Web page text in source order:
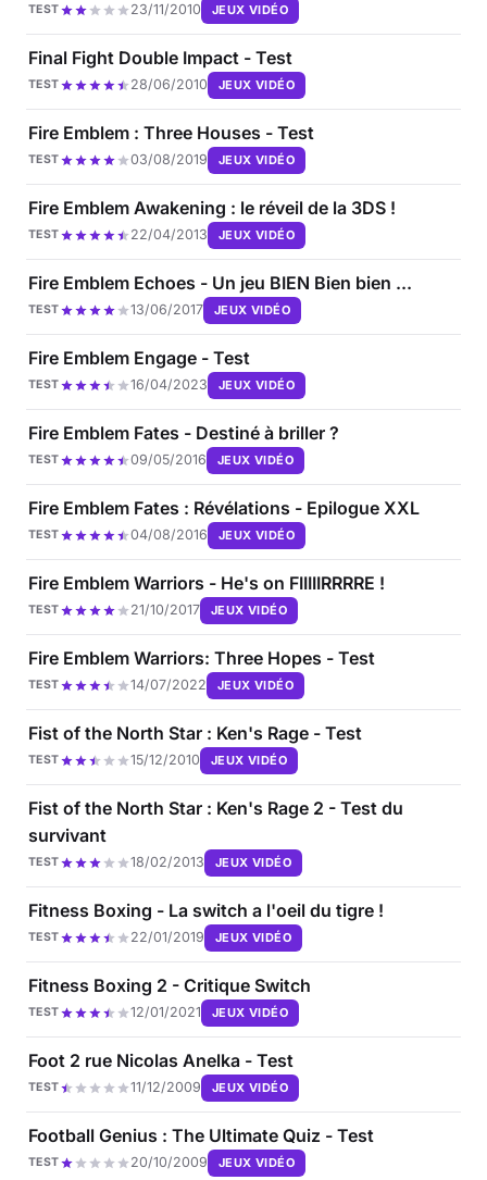
TEST 23/11/2010 JEUX VIDÉO
Final Fight Double Impact - Test
TEST 28/06/2010 JEUX VIDÉO
Fire Emblem : Three Houses - Test
TEST 03/08/2019 JEUX VIDÉO
Fire Emblem Awakening : le réveil de la 3DS !
TEST 22/04/2013 JEUX VIDÉO
Fire Emblem Echoes - Un jeu BIEN Bien bien ...
TEST 13/06/2017 JEUX VIDÉO
Fire Emblem Engage - Test
TEST 16/04/2023 JEUX VIDÉO
Fire Emblem Fates - Destiné à briller ?
TEST 09/05/2016 JEUX VIDÉO
Fire Emblem Fates : Révélations - Epilogue XXL
TEST 04/08/2016 JEUX VIDÉO
Fire Emblem Warriors - He's on FIIIIIRRRRE !
TEST 21/10/2017 JEUX VIDÉO
Fire Emblem Warriors: Three Hopes - Test
TEST 14/07/2022 JEUX VIDÉO
Fist of the North Star : Ken's Rage - Test
TEST 15/12/2010 JEUX VIDÉO
Fist of the North Star : Ken's Rage 2 - Test du
survivant
TEST 18/02/2013 JEUX VIDÉO
Fitness Boxing - La switch a l'oeil du tigre !
TEST 22/01/2019 JEUX VIDÉO
Fitness Boxing 2 - Critique Switch
TEST 12/01/2021 JEUX VIDÉO
Foot 2 rue Nicolas Anelka - Test
TEST 11/12/2009 JEUX VIDÉO
Football Genius : The Ultimate Quiz - Test
TEST 20/10/2009 JEUX VIDÉO